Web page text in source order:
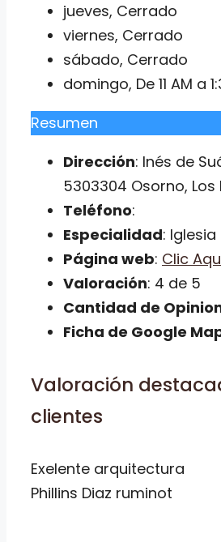
jueves, Cerrado
viernes, Cerrado
sábado, Cerrado
domingo, De 11 AM a
Resumen
Dirección: Inés de
5303304 Osorno, Los
Teléfono:
Especialidad: Iglesia
Página web: Clic
Valoración: 4 de 5
Cantidad de
Ficha de Google
Valoración
clientes
Exelente arquitectura
Phillins Diaz ruminot